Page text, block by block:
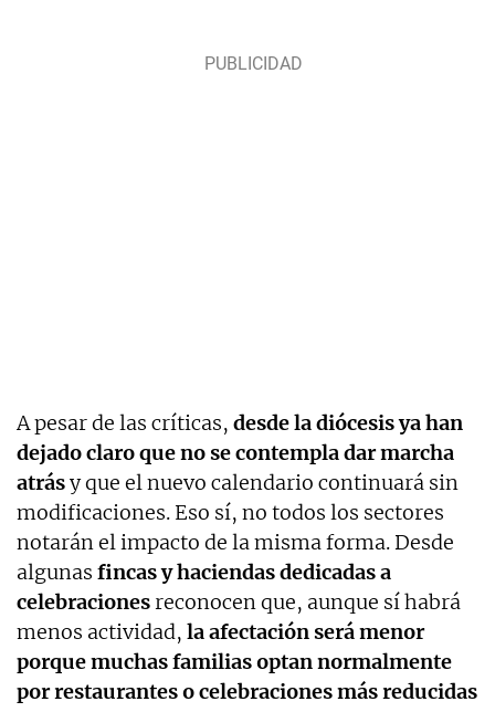
A pesar de las críticas, desde la diócesis ya han
dejado claro que no se contempla dar marcha
atrásy que el nuevo calendario continuará sin
modificaciones. Eso sí, no todos los sectores
notarán el impacto de la misma forma. Desde
algunas fincas y haciendas dedicadas a
celebracionesreconocen que, aunque sí habrá
menos actividad, la afectación será menor
porque muchas familias optan normalmente
por restaurantes o celebraciones más reducidas